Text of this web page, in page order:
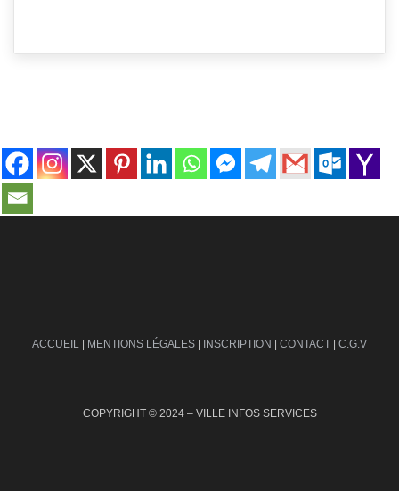
ACCUEIL | MENTIONS LÉGALES | INSCRIPTION | CONTACT | C.G.V
COPYRIGHT © 2024 – VILLE INFOS SERVICES